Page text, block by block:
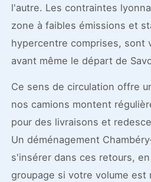
l'autre. Les contraintes
zone à faibles émissions et
hypercentre comprises, sont
avant même le départ de
Ce sens de circulation offre
nos camions montent
pour des livraisons et
Un déménagement
s'insérer dans ces retours,
groupage si votre volume